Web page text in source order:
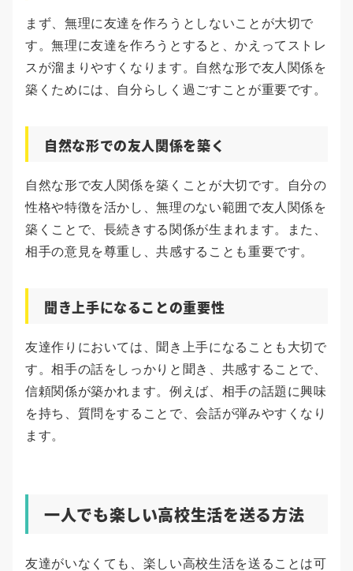
まず、無理に友達を作ろうとしないことが大切で
す。無理に友達を作ろうとすると、かえってストレ
スが溜まりやすくなります。自然な形で友人関係を
築くためには、自分らしく過ごすことが重要です。
自然な形での友人関係を築く
自然な形で友人関係を築くことが大切です。自分の
性格や特徴を活かし、無理のない範囲で友人関係を
築くことで、長続きする関係が生まれます。また、
相手の意見を尊重し、共感することも重要です。
聞き上手になることの重要性
友達作りにおいては、聞き上手になることも大切で
す。相手の話をしっかりと聞き、共感することで、
信頼関係が築かれます。例えば、相手の話題に興味
を持ち、質問をすることで、会話が弾みやすくなり
ます。
一人でも楽しい高校生活を送る方法
友達がいなくても、楽しい高校生活を送ることは可